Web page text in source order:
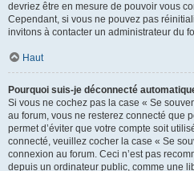
devriez être en mesure de pouvoir vous
Cependant, si vous ne pouvez pas
invitons à contacter un administrateur du
Haut
Pourquoi suis-je déconnecté
Si vous ne cochez pas la case « Se
au forum, vous ne resterez connecté que
permet d’éviter que votre compte soit
connecté, veuillez cocher la case « Se
connexion au forum. Ceci n’est pas
depuis un ordinateur public, comme une